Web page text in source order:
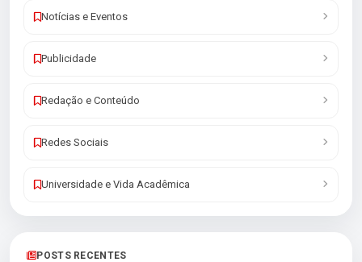
Notícias e Eventos
Publicidade
Redação e Conteúdo
Redes Sociais
Universidade e Vida Acadêmica
POSTS RECENTES